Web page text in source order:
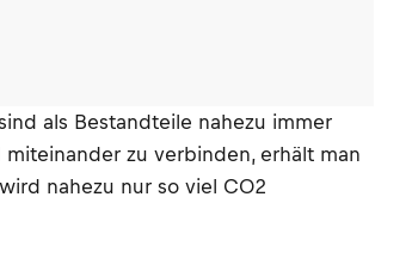
als Bestandteile nahezu immer
zu verbinden, erhält man
nahezu nur so viel CO2